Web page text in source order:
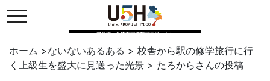
toggle navigation
県公式・兵庫五国連邦プロジェクト
ホーム >ないないあるある > 校舎から駅の修学旅行に行
く上級生を盛大に見送った光景 > たろから さんの投稿